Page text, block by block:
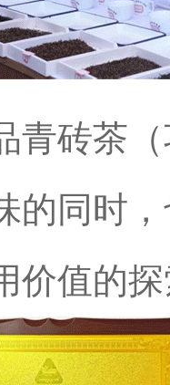
青砖茶
的同时
价值的